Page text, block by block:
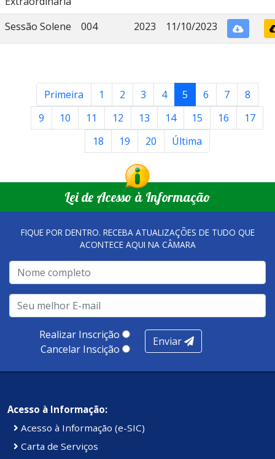
Sessão Solene 004 2023 11/10/2023
Primeira 1 2 3 4 5 6 7
8
9
10 11 12 13 14 15 16
17
18
19 20 Última
Lei de Acesso à Informação
FIQUE POR DENTRO. RECEBA ATUALIZAÇÕES DE TUDO QUE
ACONTECE AQUI NA CÂMARA
Realizar Inscrição
Cancelar Inscição
Enviar
Acesso à Informação:
Acesso à Informação (e-SIC)
Carta de Serviços